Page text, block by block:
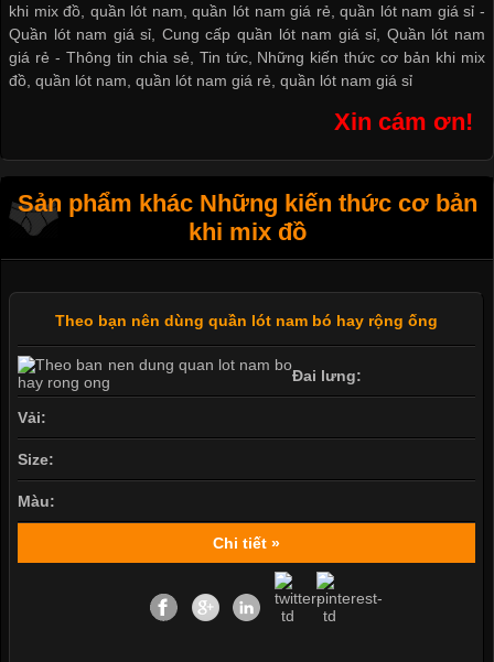
khi mix đồ, quần lót nam, quần lót nam giá rẻ, quần lót nam giá sỉ -
Quần lót nam giá sỉ
Cung cấp quần lót nam giá sỉ
Quần lót nam
giá rẻ - Thông tin chia sẻ Tin tức, Những kiến thức cơ bản khi mix
đồ ,quần lót nam ,quần lót nam giá rẻ ,quần lót nam giá sỉ
Xin cám ơn!
Sản phẩm khác Những kiến thức cơ bản
khi mix đồ
Theo bạn nên dùng quần lót nam bó hay rộng ống
Đai lưng:
Vải:
Size:
Màu:
Chi tiết »